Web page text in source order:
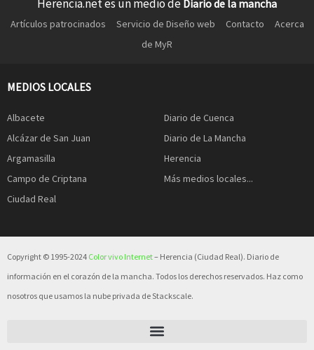
Herencia.net es un medio de Diario de la mancha
Artículos patrocinados Servicio de Diseño web Contacto
Acerca
de MyR
MEDIOS LOCALES
Albacete
Alcázar de San Juan
Argamasilla
Campo de Criptana
Ciudad Real
Diario de Cuenca
Diario de La Mancha
Herencia
Más medios locales...
Copyright © 1995-2024 Color vivo Internet– Herencia (Ciudad Real). Diario de
información en el corazón de la mancha. Todos los derechos reservados. Haz como
nosotros que usamos la nube privada de Stackscale.